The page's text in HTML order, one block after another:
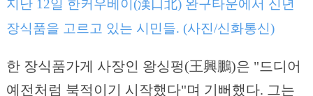
지난 12일 한커우베이(漢口北) 완구타운에서 신년
장식품을 고르고 있는 시민들. (사진/신화통신)
한 장식품가게 사장인 왕싱펑(王興鵬)은 "드디어
예전처럼 북적이기 시작했다"며 기뻐했다. 그는